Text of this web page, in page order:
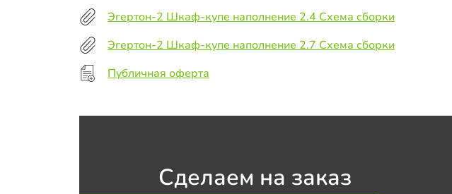
Эгертон-2 Шкаф-купе наполнение 2.4 Схема сборки
Эгертон-2 Шкаф-купе наполнение 2.7 Схема сборки
Публичная оферта
Сделаем на заказ